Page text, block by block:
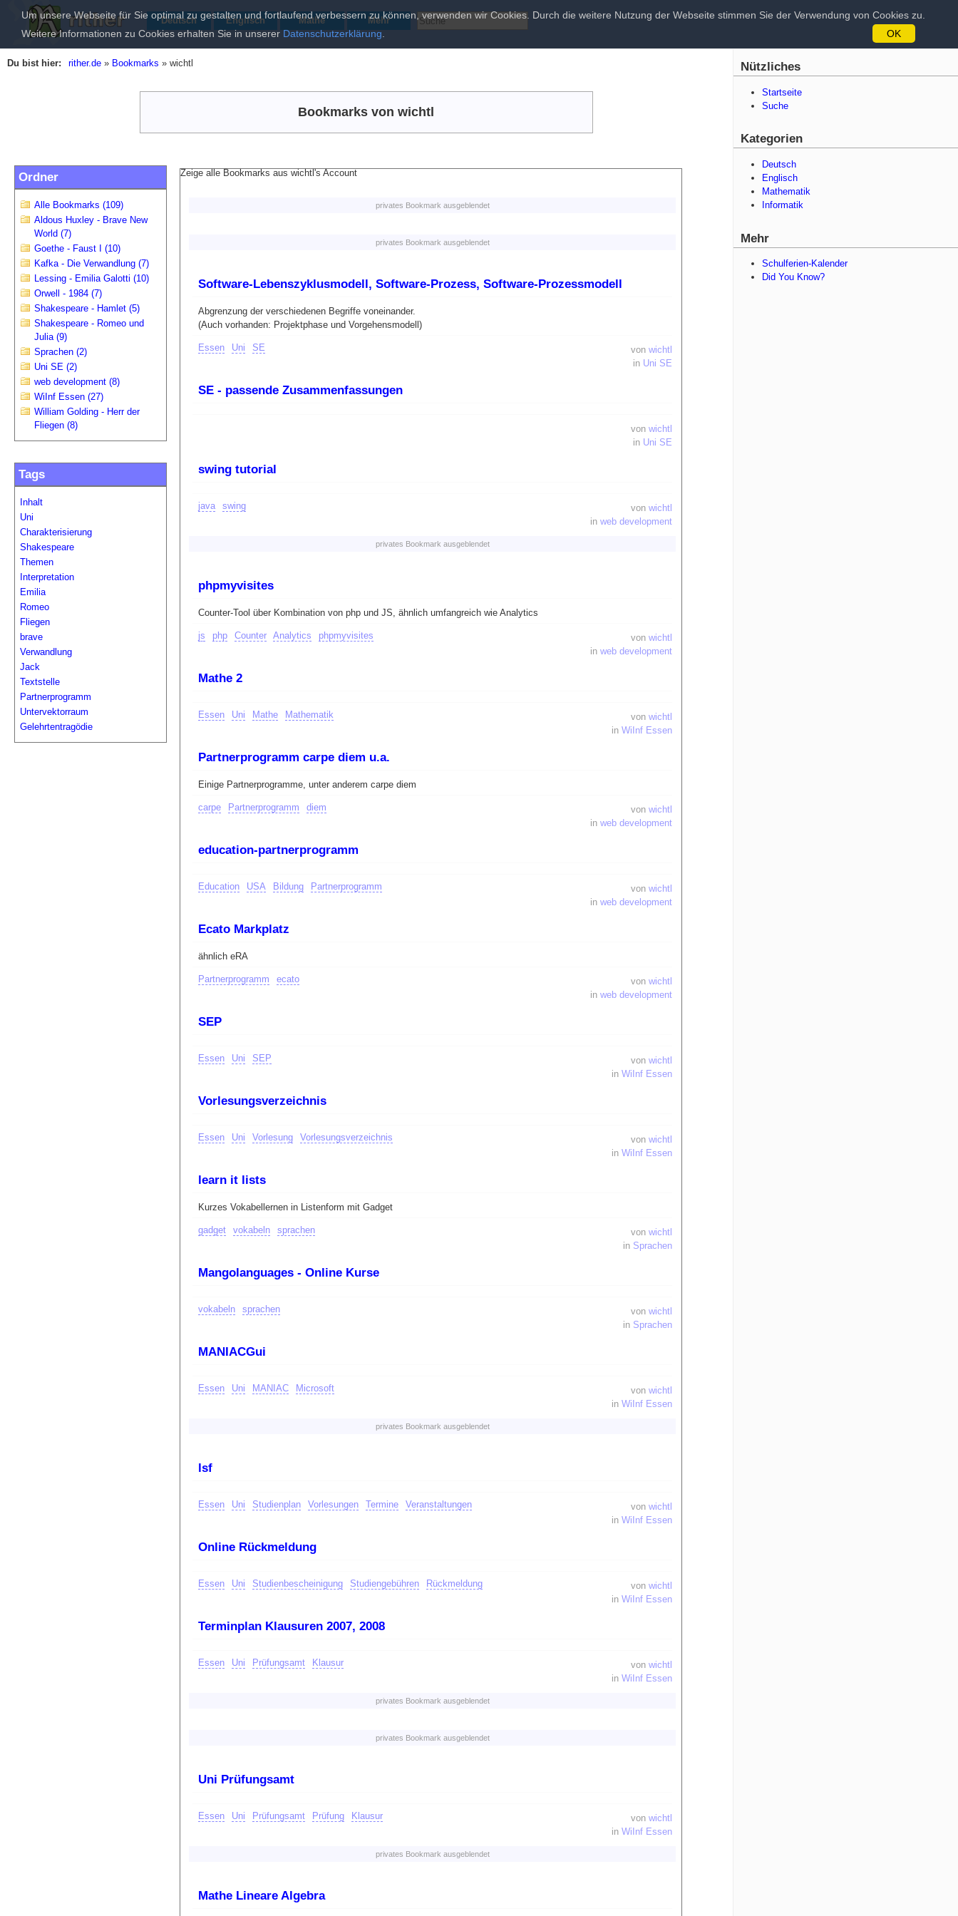
Deutsch Englisch Mathe Mehr
Du bist hier: rither.de » Bookmarks »wichtl
Bookmarks von wichtl
Ordner
Alle Bookmarks (109)
Aldous Huxley - Brave New
World (7)
Goethe - Faust I (10)
Kafka - Die Verwandlung (7)
Lessing - Emilia Galotti (10)
Orwell - 1984 (7)
Shakespeare - Hamlet (5)
Shakespeare - Romeo und
Julia (9)
Sprachen (2)
Uni SE (2)
web development (8)
WiInf Essen (27)
William Golding - Herr der
Fliegen (8)
Tags
Inhalt
Uni
Charakterisierung
Shakespeare
Themen
Interpretation
Emilia
Romeo
Fliegen
brave
Verwandlung
Jack
Textstelle
Partnerprogramm
Untervektorraum
Gelehrtentragödie
Zeige alle Bookmarks aus wichtl's Account
privates Bookmark ausgeblendet
privates Bookmark ausgeblendet
Software-Lebenszyklusmodell, Software-Prozess, Software-Prozessmodell
Abgrenzung der verschiedenen Begriffe voneinander.
(Auch vorhanden: Projektphase und Vorgehensmodell)
vonwichtl
in Uni SE
Essen Uni SE
SE - passende Zusammenfassungen
vonwichtl
in Uni SE
swing tutorial
vonwichtl
inweb development
java swing
privates Bookmark ausgeblendet
phpmyvisites
Counter-Tool über Kombination von php und JS, ähnlich umfangreich wie Analytics
vonwichtl
inweb development
js php Counter Analytics phpmyvisites
Mathe 2
vonwichtl
inWiInf Essen
Essen Uni Mathe Mathematik
Partnerprogramm carpe diem u.a.
Einige Partnerprogramme, unter anderem carpe diem
vonwichtl
inweb development
carpe Partnerprogramm diem
education-partnerprogramm
vonwichtl
inweb development
Education USA Bildung Partnerprogramm
Ecato Markplatz
ähnlich eRA
vonwichtl
inweb development
Partnerprogramm ecato
SEP
vonwichtl
inWiInf Essen
Essen Uni SEP
Vorlesungsverzeichnis
vonwichtl
inWiInf Essen
Essen Uni Vorlesung Vorlesungsverzeichnis
learn it lists
Kurzes Vokabellernen in Listenform mit Gadget
vonwichtl
in Sprachen
gadget vokabeln sprachen
Mangolanguages - Online Kurse
vonwichtl
in Sprachen
vokabeln sprachen
MANIACGui
vonwichtl
inWiInf Essen
Essen Uni MANIAC Microsoft
privates Bookmark ausgeblendet
lsf
vonwichtl
inWiInf Essen
Essen Uni Studienplan Vorlesungen Termine Veranstaltungen
Online Rückmeldung
vonwichtl
inWiInf Essen
Essen Uni Studienbescheinigung Studiengebühren Rückmeldung
Terminplan Klausuren 2007, 2008
vonwichtl
inWiInf Essen
Essen Uni Prüfungsamt Klausur
privates Bookmark ausgeblendet
privates Bookmark ausgeblendet
Uni Prüfungsamt
vonwichtl
inWiInf Essen
Essen Uni Prüfungsamt Prüfung Klausur
privates Bookmark ausgeblendet
Mathe Lineare Algebra
Nützliches
Startseite
Suche
Kategorien
Deutsch
Englisch
Mathematik
Informatik
Mehr
Schulferien-Kalender
Did You Know?
Um unsere Webseite für Sie optimal zu gestalten und fortlaufend verbessern zu können, verwenden wir Cookies. Durch die weitere Nutzung der Webseite stimmen Sie der Verwendung von Cookies zu.
Weitere Informationen zu Cookies erhalten Sie in unserer Datenschutzerklärung OK